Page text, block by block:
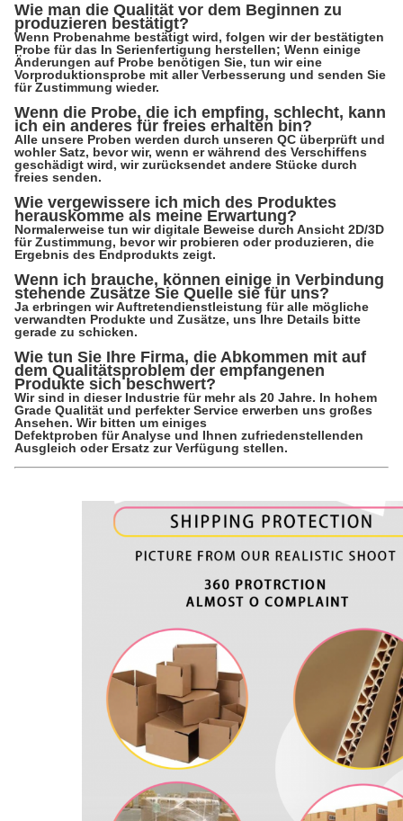
Wie man die Qualität vor dem Beginnen zu
produzieren bestätigt?
Wenn Probenahme bestätigt wird, folgen wir der bestätigten
Probe für das In Serienfertigung herstellen; Wenn einige
Änderungen auf Probe benötigen Sie, tun wir eine
Vorproduktionsprobe mit aller Verbesserung und senden Sie
für Zustimmung wieder.
Wenn die Probe, die ich empfing, schlecht, kann
ich ein anderes für freies erhalten bin?
Alle unsere Proben werden durch unseren QC überprüft und
wohler Satz, bevor wir, wenn er während des Verschiffens
geschädigt wird, wir zurücksendet andere Stücke durch
freies senden.
Wie vergewissere ich mich des Produktes
herauskomme als meine Erwartung?
Normalerweise tun wir digitale Beweise durch Ansicht 2D/3D
für Zustimmung, bevor wir probieren oder produzieren, die
Ergebnis des Endprodukts zeigt.
Wenn ich brauche, können einige in Verbindung
stehende Zusätze Sie Quelle sie für uns?
Ja erbringen wir Auftretendienstleistung für alle mögliche
verwandten Produkte und Zusätze, uns Ihre Details bitte
gerade zu schicken.
Wie tun Sie Ihre Firma, die Abkommen mit auf
dem Qualitätsproblem der empfangenen
Produkte sich beschwert?
Wir sind in dieser Industrie für mehr als 20 Jahre. In hohem
Grade Qualität und perfekter Service erwerben uns großes
Ansehen. Wir bitten um einiges
Defektproben für Analyse und Ihnen zufriedenstellenden
Ausgleich oder Ersatz zur Verfügung stellen.